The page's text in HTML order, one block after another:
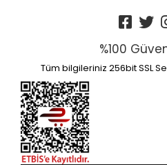
%100
Tüm bilgileriniz 256bit SSL